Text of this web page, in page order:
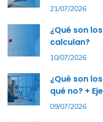
21/07/2026
¿Qué son
calculan?
10/07/2026
¿Qué son
qué no? +
09/07/2026